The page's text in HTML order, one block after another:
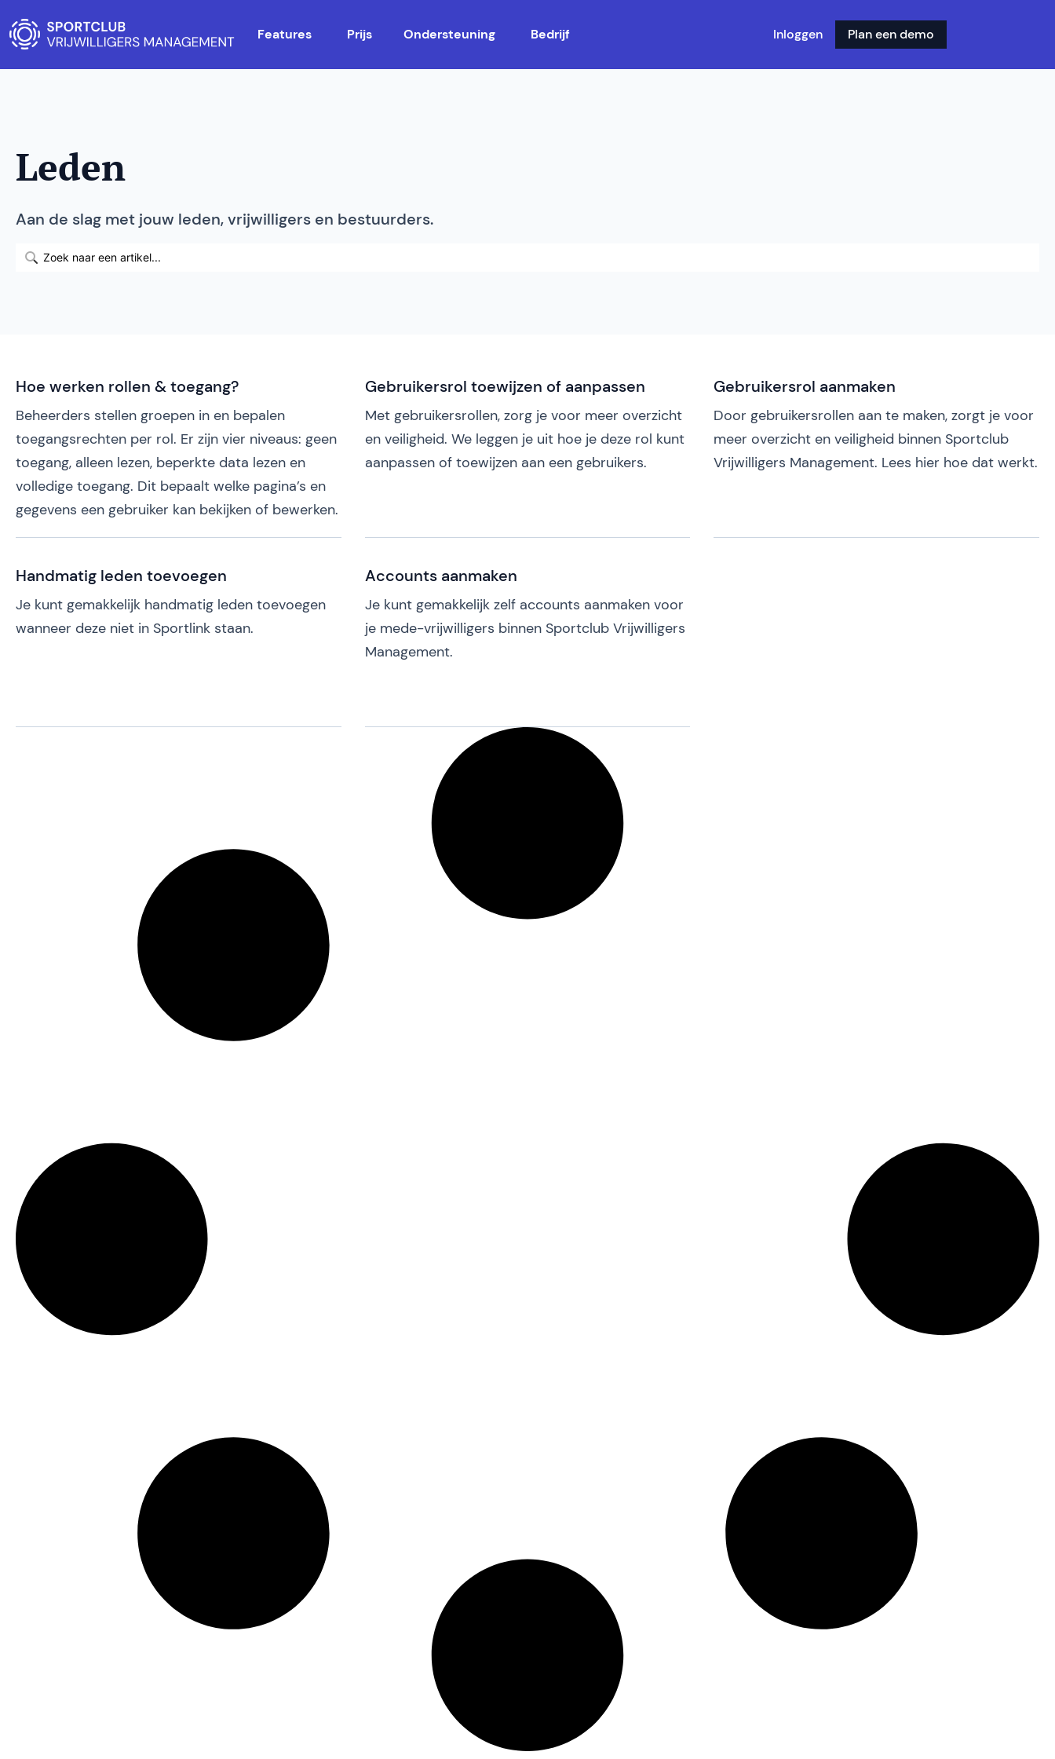
Features Prijs Ondersteuning Bedrijf Inloggen Plan een demo
Leden
Aan de slag met jouw leden, vrijwilligers en bestuurders.
Hoe werken rollen & toegang?
Beheerders stellen groepen in en bepalen
toegangsrechten per rol. Er zijn vier niveaus: geen
toegang, alleen lezen, beperkte data lezen en
volledige toegang. Dit bepaalt welke pagina’s en
gegevens een gebruiker kan bekijken of bewerken.
Gebruikersrol toewijzen of aanpassen
Met gebruikersrollen, zorg je voor meer overzicht
en veiligheid. We leggen je uit hoe je deze rol kunt
aanpassen of toewijzen aan een gebruikers.
Gebruikersrol aanmaken
Door gebruikersrollen aan te maken, zorgt je voor
meer overzicht en veiligheid binnen Sportclub
Vrijwilligers Management. Lees hier hoe dat werkt.
Handmatig leden toevoegen
Je kunt gemakkelijk handmatig leden toevoegen
wanneer deze niet in Sportlink staan.
Accounts aanmaken
Je kunt gemakkelijk zelf accounts aanmaken voor
je mede-vrijwilligers binnen Sportclub Vrijwilligers
Management.